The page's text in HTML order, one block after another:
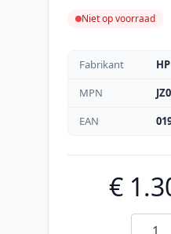
Niet op voorraad
Fabrikant
HP
MPN
EAN
€
Aantal